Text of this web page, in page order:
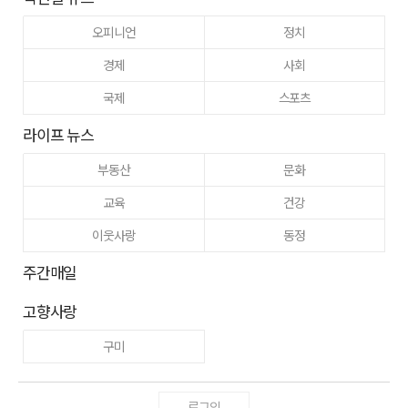
오피니언
정치
경제
사회
국제
스포츠
라이프 뉴스
부동산
문화
교육
건강
이웃사랑
동정
주간매일
고향사랑
구미